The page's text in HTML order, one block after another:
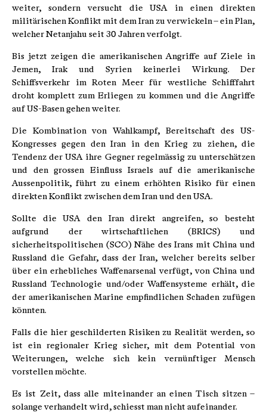
weiter, sondern versucht die USA in einen direkten
militärischen Konflikt mit dem Iran zu verwickeln – ein Plan,
welcher Netanjahu seit 30 Jahren verfolgt.
Bis jetzt zeigen die amerikanischen Angriffe auf Ziele in
Jemen, Irak und Syrien keinerlei Wirkung. Der
Schiffsverkehr im Roten Meer für westliche Schifffahrt
droht komplett zum Erliegen zu kommen und die Angriffe
auf US-Basen gehen weiter.
Die Kombination von Wahlkampf, Bereitschaft des US-
Kongresses gegen den Iran in den Krieg zu ziehen, die
Tendenz der USA ihre Gegner regelmässig zu unterschätzen
und den grossen Einfluss Israels auf die amerikanische
Aussenpolitik, führt zu einem erhöhten Risiko für einen
direkten Konflikt zwischen dem Iran und den USA.
Sollte die USA den Iran direkt angreifen, so besteht
aufgrund der wirtschaftlichen (BRICS) und
sicherheitspolitischen (SCO) Nähe des Irans mit China und
Russland die Gefahr, dass der Iran, welcher bereits selber
über ein erhebliches Waffenarsenal verfügt, von China und
Russland Technologie und/oder Waffensysteme erhält, die
der amerikanischen Marine empfindlichen Schaden zufügen
könnten.
Falls die hier geschilderten Risiken zu Realität werden, so
ist ein regionaler Krieg sicher, mit dem Potential von
Weiterungen, welche sich kein vernünftiger Mensch
vorstellen möchte.
Es ist Zeit, dass alle miteinander an einen Tisch sitzen –
solange verhandelt wird, schiesst man nicht aufeinander.